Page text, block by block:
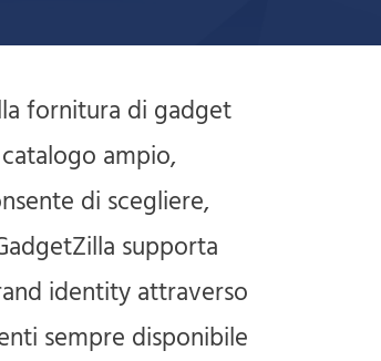
fornitura di gadget
ampio,
di scegliere,
supporta
identity attraverso
sempre disponibile